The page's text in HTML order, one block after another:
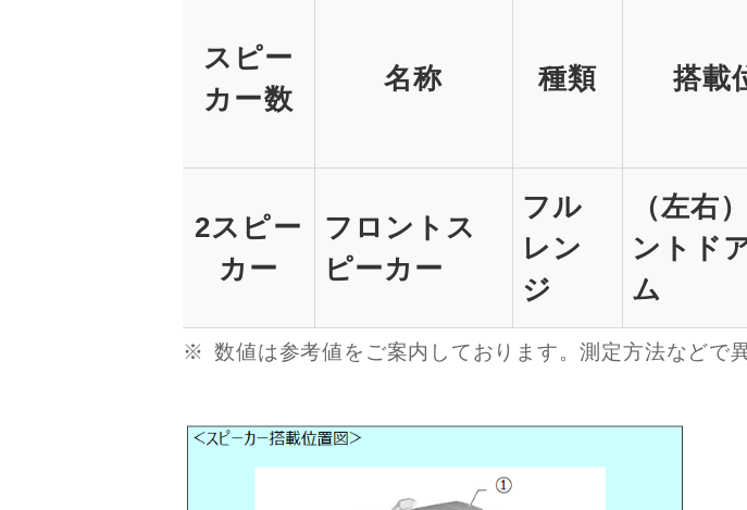
スピー
カー数
名称 種類 搭載
2スピー
カー
フロントス
ピーカー
フル
レン
ジ
（左右
ントド
ム
数値は参考値をご案内しております。測定方法などで